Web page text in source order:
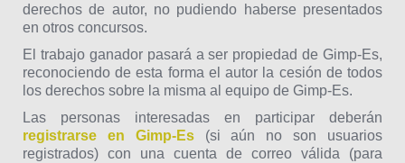
derechos de autor, no pudiendo haberse presentados
en otros concursos.
El trabajo ganador pasará a ser propiedad de Gimp-Es,
reconociendo de esta forma el autor la cesión de todos
los derechos sobre la misma al equipo de Gimp-Es.
Las personas interesadas en participar deberán
registrarse en Gimp-Es(si aún no son usuarios
registrados) con una cuenta de correo válida (para